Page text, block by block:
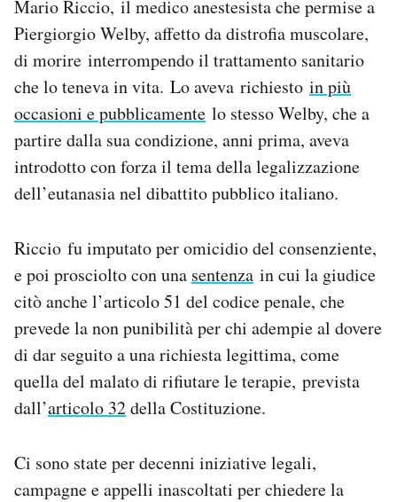
Mario Riccio, il medico anestesista che permise a
Piergiorgio Welby, affetto da distrofia muscolare,
di morire interrompendo il trattamento sanitario
che lo teneva in vita. Lo aveva richiesto in più
occasioni e pubblicamente lo stesso Welby, che a
partire dalla sua condizione, anni prima, aveva
introdotto con forza il tema della legalizzazione
dell’eutanasia nel dibattito pubblico italiano.
Riccio fu imputato per omicidio del consenziente,
e poi prosciolto con una sentenza in cui la giudice
citò anche l’articolo 51 del codice penale, che
prevede la non punibilità per chi adempie al dovere
di dar seguito a una richiesta legittima, come
quella del malato di rifiutare le terapie, prevista
dall’articolo 32della Costituzione.
Ci sono state per decenni iniziative legali,
campagne e appelli inascoltati per chiedere la